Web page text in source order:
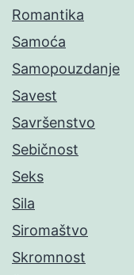
Romantika
Samoća
Samopouzdanje
Savest
Savršenstvo
Sebičnost
Seks
Sila
Siromaštvo
Skromnost